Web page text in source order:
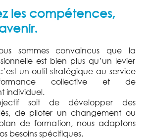
les compétences,
sommes convaincus que la
est bien plus qu’un levier
un outil stratégique au service
collective et de
individuel.
soit de développer des
de piloter un changement ou
de formation, nous adaptons
besoins spécifiques.